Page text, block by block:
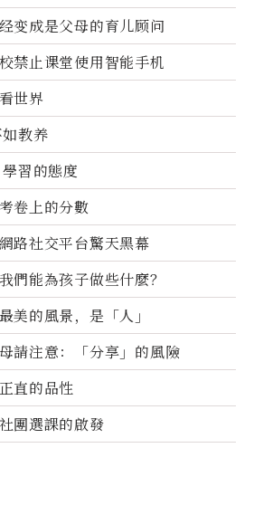
变成是父母的育儿顾问
禁止课堂使用智能手机
世界
教养
習的態度
卷上的分數
路社交平台驚天黑幕
們能為孩子做些什麼？
美的風景，是「人」
請注意：「分享」的風險
直的品性
團選課的啟發